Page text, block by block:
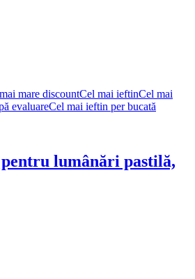
mare discountCel mai ieftinCel mai
evaluareCel mai ieftin per bucată
lumânări pastilă,